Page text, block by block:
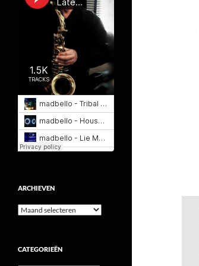
ARCHIEVEN
Archieven
CATEGORIEËN